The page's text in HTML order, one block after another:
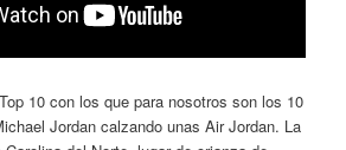
10 con los que para nosotros son los 10
Jordan calzando unas Air Jordan. La